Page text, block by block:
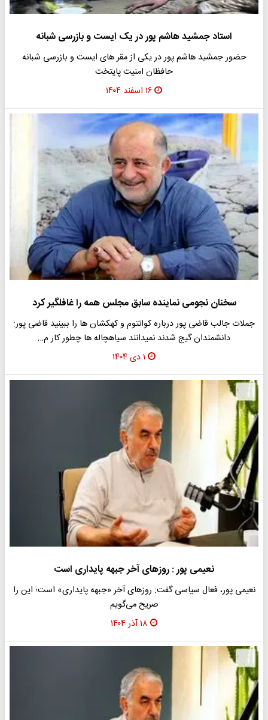
استاد جمشید هاشم پور در یک ایست و بازرسی شبانه
حضور جمشید هاشم پور در یکی از مقر های ایست و بازرسی شبانه
حافظان امنیت پایتخت
۱۶ اسفند ۱۴۰۴
سخنان نجومی نماینده سابق مجلس همه را غافلگیر کرد
جملات جالب قاضی پور درباره کوانتوم و کهکشان ها را ببینید قاضی پور:
دانشمندان گیج شدند نمیدانند سیاهچاله ها چطور کار م…
۱ دی ۱۴۰۴
نعیمی پور : روزهای آخر جبهه پایداری است
نعیمی پور، فعال سیاسی گفت: روزهای آخر «جبهه پایداری» است؛ این را
صریح می‌گویم
۱۸ آذر ۱۴۰۴